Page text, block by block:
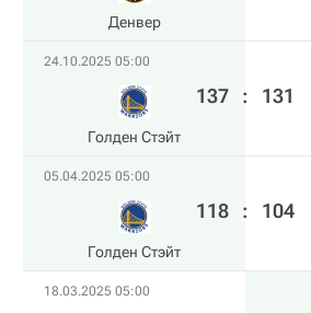
Денвер
24.10.2025 05:00
Голден Стэйт
137 : 131
05.04.2025 05:00
Голден Стэйт
118 : 104
18.03.2025 05:00